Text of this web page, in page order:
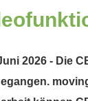
2026 - Die